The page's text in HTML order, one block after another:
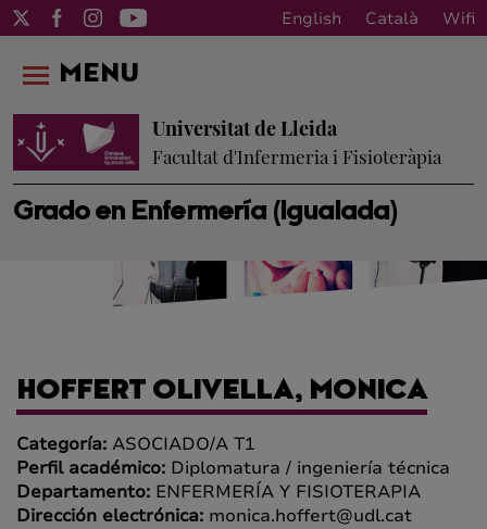
English Català Wifi
Grado en Enfermería (Igualada)
Universitat de Lleida
Facultat d'Infermeria i Fisioteràpia
MENU
HOFFERT OLIVELLA, MONICA
Categoría: ASOCIADO/A T1
Perfil académico: Diplomatura / ingeniería técnica
Departamento: ENFERMERÍA Y FISIOTERAPIA
Dirección electrónica: monica.hoffert@udl.cat